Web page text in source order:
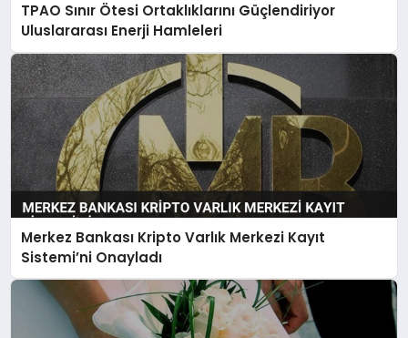
TPAO Sınır Ötesi Ortaklıklarını Güçlendiriyor
Uluslararası Enerji Hamleleri
Merkez Bankası Kripto Varlık Merkezi Kayıt
Sistemi’ni Onayladı